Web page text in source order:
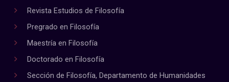
Revista Estudios de Filosofía
Pregrado en Filosofía
Maestría en Filosofía
Doctorado en Filosofía
Sección de Filosofía, Departamento de Humanidades